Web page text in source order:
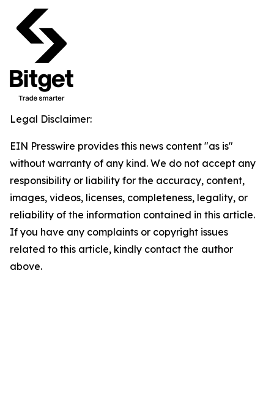
Legal Disclaimer:
EIN Presswire provides this news content "as is"
without warranty of any kind. We do not accept any
responsibility or liability for the accuracy, content,
images, videos, licenses, completeness, legality, or
reliability of the information contained in this article.
If you have any complaints or copyright issues
related to this article, kindly contact the author
above.